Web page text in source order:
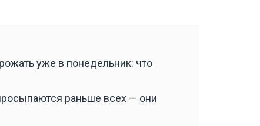
уже в понедельник: что
раньше всех — они